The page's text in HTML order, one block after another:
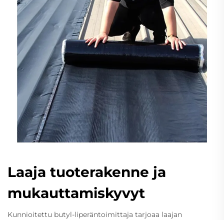
Laaja tuoterakenne ja
mukauttamiskyvyt
Kunnioitettu butyl-liperäntoimittaja tarjoaa laajan